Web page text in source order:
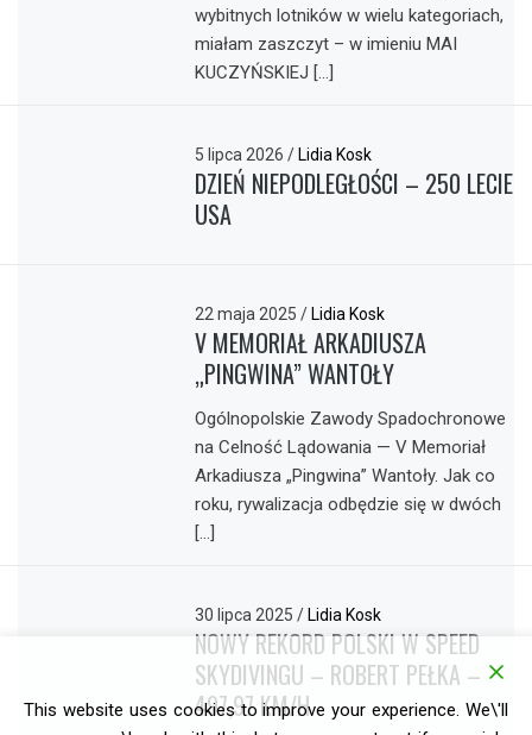
wybitnych lotników w wielu kategoriach,
miałam zaszczyt – w imieniu MAI
KUCZYŃSKIEJ […]
5 lipca 2026/ Lidia Kosk
DZIEŃ NIEPODLEGŁOŚCI – 250 LECIE
USA
22 maja 2025/ Lidia Kosk
V MEMORIAŁ ARKADIUSZA
„PINGWINA” WANTOŁY
Ogólnopolskie Zawody Spadochronowe
na Celność Lądowania — V Memoriał
Arkadiusza „Pingwina” Wantoły. Jak co
roku, rywalizacja odbędzie się w dwóch
[…]
30 lipca 2025/ Lidia Kosk
NOWY REKORD POLSKI W SPEED
SKYDIVINGU – ROBERT PEŁKA –
497,97 KM/H
This website uses cookies to improve your experience. We\'ll